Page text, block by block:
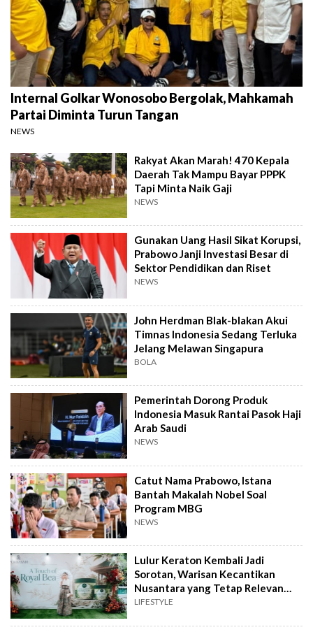
Internal Golkar Wonosobo Bergolak, Mahkamah
Partai Diminta Turun Tangan
NEWS
Rakyat Akan Marah! 470 Kepala
Daerah Tak Mampu Bayar PPPK
Tapi Minta Naik Gaji
NEWS
Gunakan Uang Hasil Sikat Korupsi,
Prabowo Janji Investasi Besar di
Sektor Pendidikan dan Riset
NEWS
John Herdman Blak-blakan Akui
Timnas Indonesia Sedang Terluka
Jelang Melawan Singapura
BOLA
Pemerintah Dorong Produk
Indonesia Masuk Rantai Pasok Haji
Arab Saudi
NEWS
Catut Nama Prabowo, Istana
Bantah Makalah Nobel Soal
Program MBG
NEWS
Lulur Keraton Kembali Jadi
Sorotan, Warisan Kecantikan
Nusantara yang Tetap Relevan
hingga Kini
LIFESTYLE